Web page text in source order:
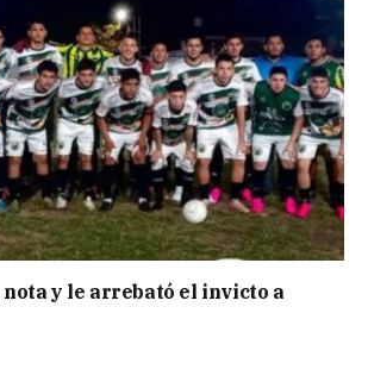
y le arrebató el invicto a